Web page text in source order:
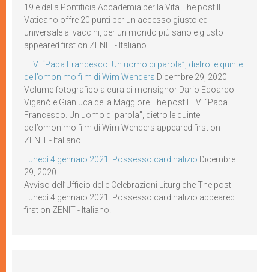
19 e della Pontificia Accademia per la Vita The post Il
Vaticano offre 20 punti per un accesso giusto ed
universale ai vaccini, per un mondo più sano e giusto
appeared first on ZENIT - Italiano.
LEV: “Papa Francesco. Un uomo di parola”, dietro le quinte
dell’omonimo film di Wim Wenders Dicembre 29, 2020
Volume fotografico a cura di monsignor Dario Edoardo
Viganò e Gianluca della Maggiore The post LEV: “Papa
Francesco. Un uomo di parola”, dietro le quinte
dell’omonimo film di Wim Wenders appeared first on
ZENIT - Italiano.
Lunedì 4 gennaio 2021: Possesso cardinalizio Dicembre
29, 2020
Avviso dell’Ufficio delle Celebrazioni Liturgiche The post
Lunedì 4 gennaio 2021: Possesso cardinalizio appeared
first on ZENIT - Italiano.